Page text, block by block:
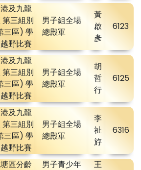
及九龍
第三組別
三區) 學
野比賽
男子組全場
總殿軍
黃
啟
彥
6123
及九龍
第三組別
三區) 學
野比賽
男子組全場
總殿軍
胡
哲
行
6125
及九龍
第三組別
三區) 學
野比賽
男子組全場
總殿軍
李
祉
斿
6316
區分齡
男子青少年
王